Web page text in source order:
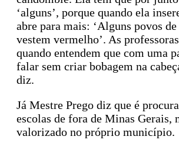
‘alguns’, porque quando ela
abre para mais: ‘Alguns povos
vestem vermelho’. As
quando entendem que com uma
falar sem criar bobagem na
diz.
Já Mestre Prego diz que é
escolas de fora de Minas Gerais,
valorizado no próprio município.